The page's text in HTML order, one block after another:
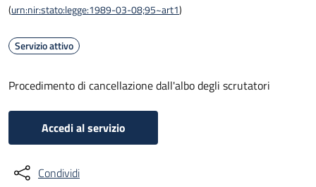
(urn:nir:stato:legge:1989-03-08;95~art1)
Servizio attivo
Procedimento di cancellazione dall'albo degli scrutatori
Accedi al servizio
Condividi